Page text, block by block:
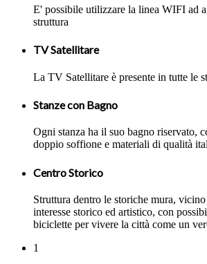
E' possibile utilizzare la linea WIFI ad
struttura
TV Satellitare
La TV Satellitare è presente in tutte le
Stanze con Bagno
Ogni stanza ha il suo bagno riservato,
doppio soffione e materiali di qualità
Centro Storico
Struttura dentro le storiche mura,
interesse storico ed artistico, con
biciclette per vivere la città come un
1